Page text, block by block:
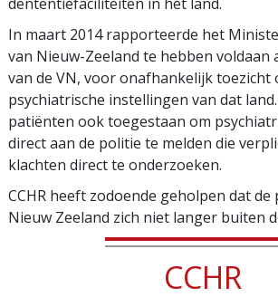
In maart 2014 rapporteerde het
van Nieuw-Zeeland te hebben voldaan
van de VN, voor onafhankelijk toezicht
psychiatrische instellingen van dat
patiënten ook toegestaan om
direct aan de politie te melden die
klachten direct te onderzoeken.
CCHR heeft zodoende geholpen dat de
Nieuw Zeeland zich niet langer buiten
CCHR